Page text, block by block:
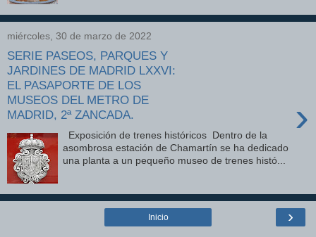
miércoles, 30 de marzo de 2022
SERIE PASEOS, PARQUES Y
JARDINES DE MADRID LXXVI:
EL PASAPORTE DE LOS
MUSEOS DEL METRO DE
MADRID, 2ª ZANCADA.
›
Exposición de trenes históricos Dentro de la
asombrosa estación de Chamartín se ha dedicado
una planta a un pequeño museo de trenes histó...
›
Inicio